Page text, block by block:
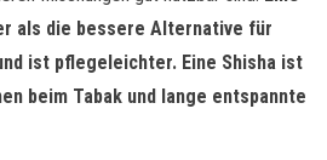
als die bessere Alternative für
ist pflegeleichter. Eine Shisha ist
beim Tabak und lange entspannte